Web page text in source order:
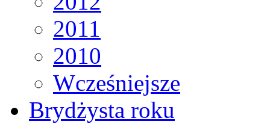
2011
2010
Wcześniejsze
Brydżysta roku